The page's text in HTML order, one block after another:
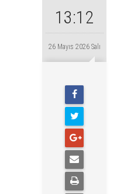
13:12
26 Mayıs 2026 Salı